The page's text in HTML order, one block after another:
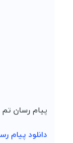
پیام رسان تم
دانلود پیام